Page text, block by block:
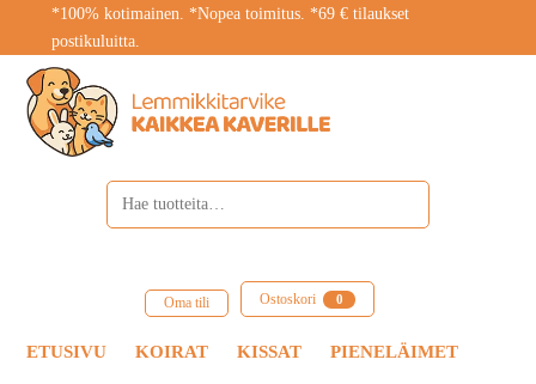
*100% kotimainen. *Nopea toimitus. *69 € tilaukset
postikuluitta.
Oma tili Ostoskori 0
ETUSIVU KOIRAT KISSAT PIENELÄIMET